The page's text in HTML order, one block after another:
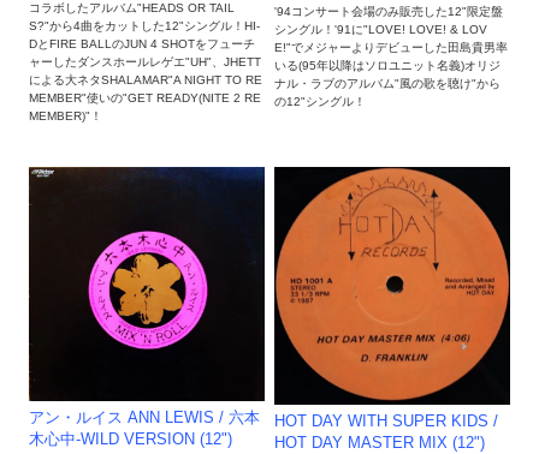
コラボしたアルバム"HEADS OR TAIL
S?"から4曲をカットした12"シングル！HI-
DとFIRE BALLのJUN 4 SHOTをフューチ
ャーしたダンスホールレゲエ"UH"、JHETT
による大ネタSHALAMAR"A NIGHT TO RE
MEMBER"使いの"GET READY(NITE 2 RE
MEMBER)"！
'94コンサート会場のみ販売した12"限定盤
シングル！'91に"LOVE! LOVE! & LOV
E!"でメジャーよりデビューした田島貴男率
いる(95年以降はソロユニット名義)オリジ
ナル・ラブのアルバム"風の歌を聴け"から
の12"シングル！
アン・ルイス ANN LEWIS / 六本
木心中-WILD VERSION (12")
HOT DAY WITH SUPER KIDS /
HOT DAY MASTER MIX (12")